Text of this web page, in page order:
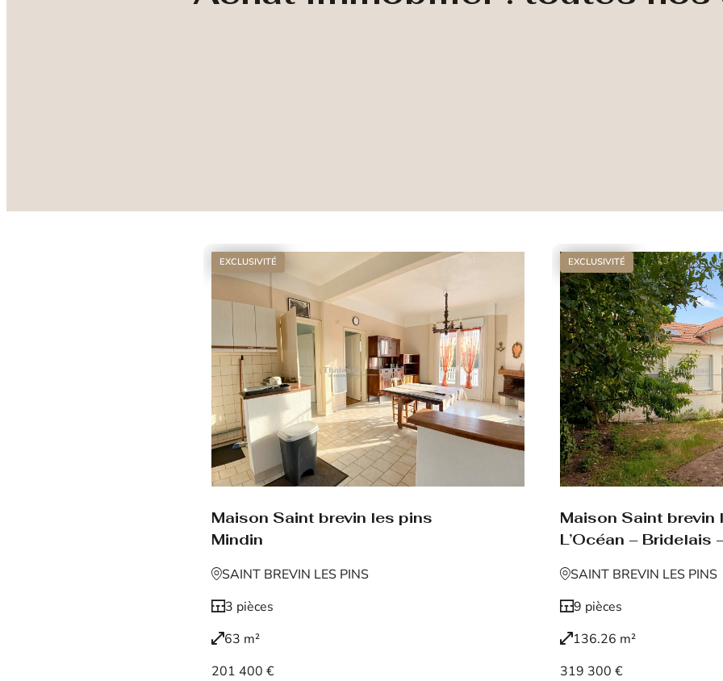
EXCLUSIVITÉ
Maison Saint brevin les pins
Mindin
SAINT BREVIN LES PINS
3 pièces
63 m²
201 400 €
EXCLUSIVITÉ
Maison Saint brevin
L’Océan – Bridelais
SAINT BREVIN LES PINS
9 pièces
136.26 m²
319 300 €